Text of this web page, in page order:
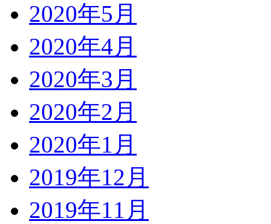
2020年5月
2020年4月
2020年3月
2020年2月
2020年1月
2019年12月
2019年11月